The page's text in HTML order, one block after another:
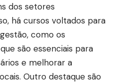
dos setores
há cursos voltados para
como os
são essenciais para
e melhorar a
Outro destaque são